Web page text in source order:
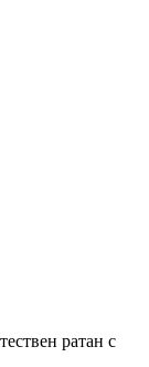
ратан с